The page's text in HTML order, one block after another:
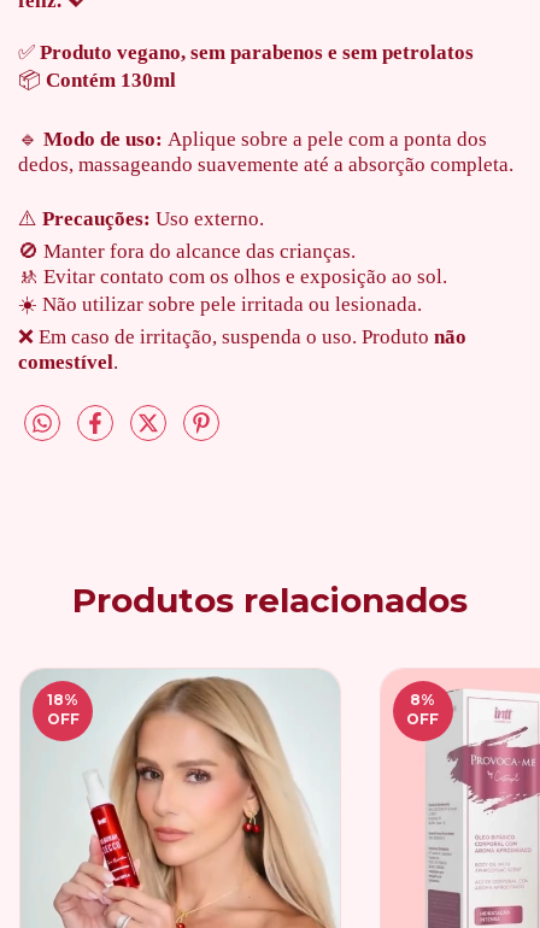
✅ Produto vegano, sem parabenos e sem petrolatos
📦 Contém 130ml
🔹 Modo de uso: Aplique sobre a pele com a ponta dos
dedos, massageando suavemente até a absorção completa.
⚠️ Precauções: Uso externo.
🚫 Manter fora do alcance das crianças.
🚸 Evitar contato com os olhos e exposição ao sol.
☀️ Não utilizar sobre pele irritada ou lesionada.
❌ Em caso de irritação, suspenda o uso. Produto não
comestível.
Produtos relacionados
18%
OFF
8%
OFF